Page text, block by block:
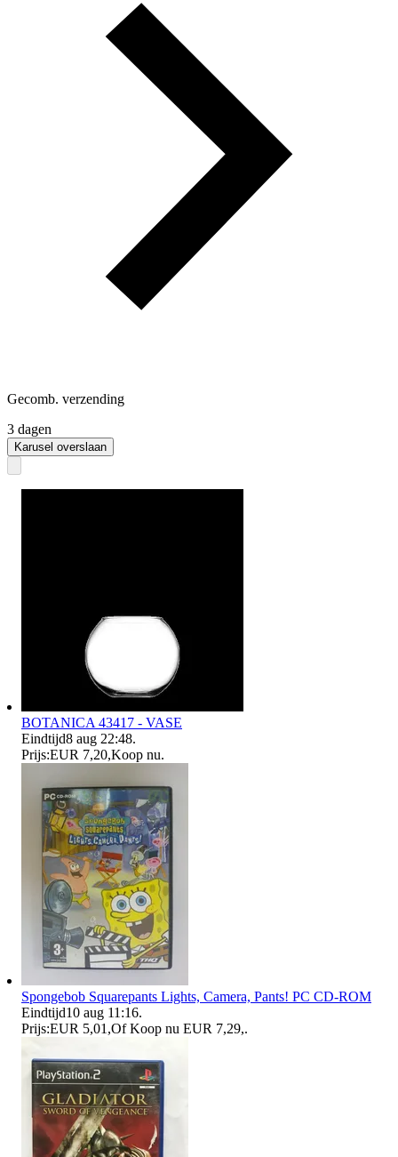
Gecomb. verzending
3 dagen
Karusel overslaan
BOTANICA 43417 - VASE
Eindtijd8 aug 22:48.
Prijs:EUR 7,20,Koop nu.
Spongebob Squarepants Lights, Camera, Pants! PC CD-ROM
Eindtijd10 aug 11:16.
Prijs:EUR 5,01 ,Of Koop nu EUR 7,29,.